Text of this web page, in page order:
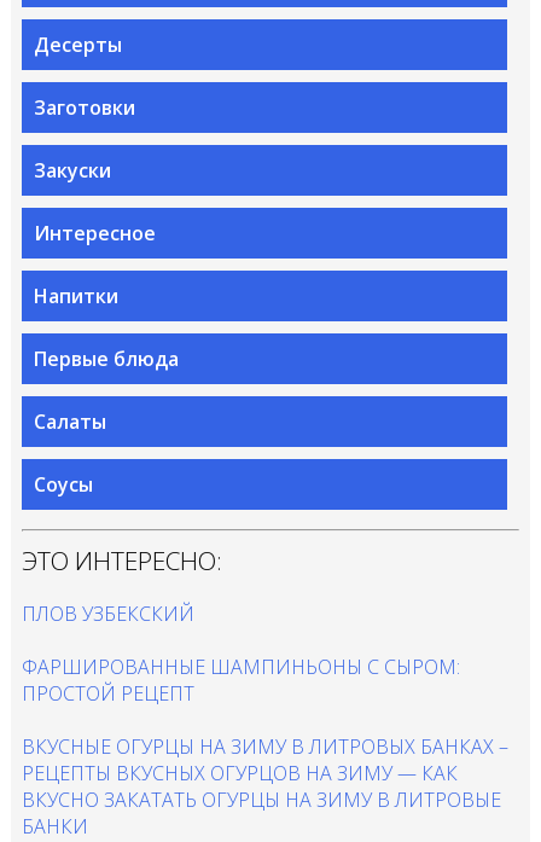
Десерты
Заготовки
Закуски
Интересное
Напитки
Первые блюда
Салаты
Соусы
ЭТО ИНТЕРЕСНО:
ПЛОВ УЗБЕКСКИЙ
ФАРШИРОВАННЫЕ ШАМПИНЬОНЫ С СЫРОМ:
ПРОСТОЙ РЕЦЕПТ
ВКУСНЫЕ ОГУРЦЫ НА ЗИМУ В ЛИТРОВЫХ БАНКАХ –
РЕЦЕПТЫ ВКУСНЫХ ОГУРЦОВ НА ЗИМУ — КАК
ВКУСНО ЗАКАТАТЬ ОГУРЦЫ НА ЗИМУ В ЛИТРОВЫЕ
БАНКИ